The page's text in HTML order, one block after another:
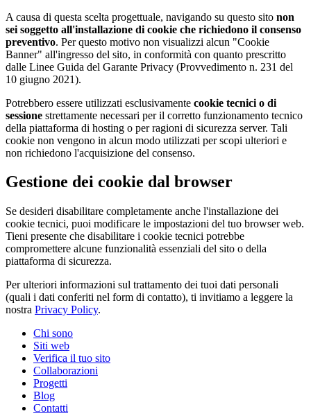
A causa di questa scelta progettuale, navigando su questo sito non
sei soggetto all'installazione di cookie che richiedono il consenso
preventivo. Per questo motivo non visualizzi alcun "Cookie
Banner" all'ingresso del sito, in conformità con quanto prescritto
dalle Linee Guida del Garante Privacy (Provvedimento n. 231 del
10 giugno 2021).
Potrebbero essere utilizzati esclusivamente cookie tecnici o di
sessione strettamente necessari per il corretto funzionamento tecnico
della piattaforma di hosting o per ragioni di sicurezza server. Tali
cookie non vengono in alcun modo utilizzati per scopi ulteriori e
non richiedono l'acquisizione del consenso.
Gestione dei cookie dal browser
Se desideri disabilitare completamente anche l'installazione dei
cookie tecnici, puoi modificare le impostazioni del tuo browser web.
Tieni presente che disabilitare i cookie tecnici potrebbe
compromettere alcune funzionalità essenziali del sito o della
piattaforma di sicurezza.
Per ulteriori informazioni sul trattamento dei tuoi dati personali
(quali i dati conferiti nel form di contatto), ti invitiamo a leggere la
nostra Privacy Policy.
Chi sono
Siti web
Verifica il tuo sito
Collaborazioni
Progetti
Blog
Contatti